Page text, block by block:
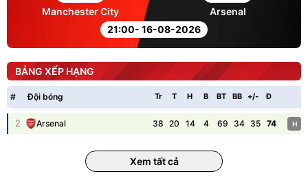
21:00- 16-08-2026
Manchester City Arsenal
BẢNG XẾP HẠNG
# Đội bóng Tr T H B BT BB +/- Đ
2 Arsenal 38 20 14 4 69 34 35 74 H
Xem tất cả